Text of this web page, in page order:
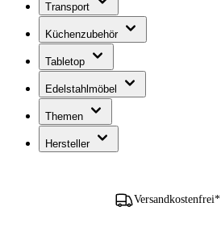
Transport
Küchenzubehör
Tabletop
Edelstahlmöbel
Themen
Hersteller
Versandkostenfrei*